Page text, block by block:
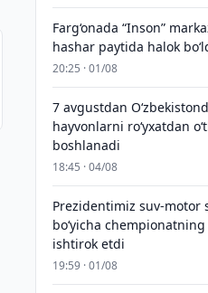
Farg‘onada “Inson”
hashar paytida halok
20:25 · 01/08
7 avgustdan
hayvonlarni ro‘yxatdan
boshlanadi
18:45 · 04/08
Prezidentimiz suv-motor
bo‘yicha
ishtirok etdi
19:59 · 01/08